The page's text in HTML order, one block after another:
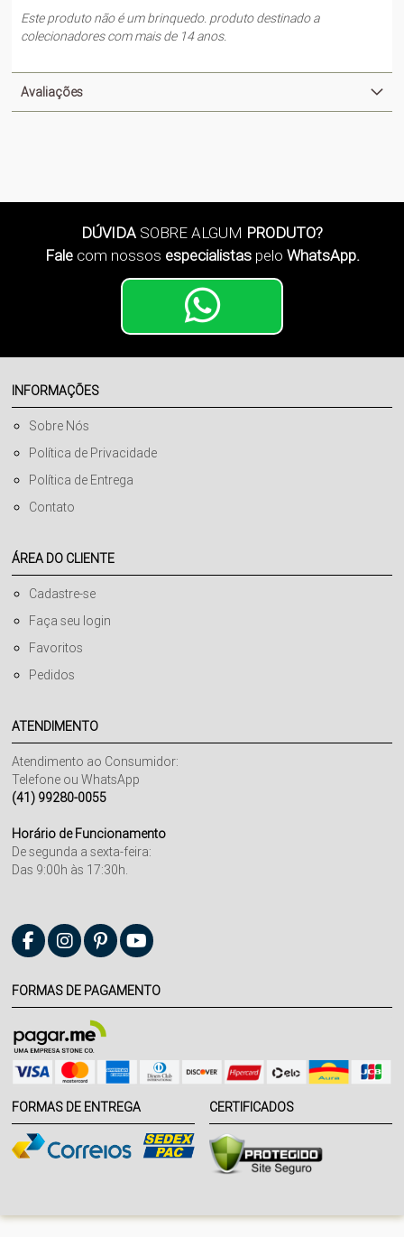
Este produto não é um brinquedo. produto destinado a
colecionadores com mais de 14 anos.
Avaliações
DÚVIDA SOBRE ALGUM PRODUTO?
Falecom nossos especialistaspelo WhatsApp.
INFORMAÇÕES
Sobre Nós
Política de Privacidade
Política de Entrega
Contato
ÁREA DO CLIENTE
Cadastre-se
Faça seu login
Favoritos
Pedidos
ATENDIMENTO
Atendimento ao Consumidor:
Telefone ou WhatsApp
(41) 99280-0055
Horário de Funcionamento
De segunda a sexta-feira:
Das 9:00h às 17:30h.
FORMAS DE PAGAMENTO
FORMAS DE ENTREGA CERTIFICADOS